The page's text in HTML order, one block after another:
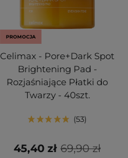
PROMOCJA
Celimax - Pore+Dark Spot
Brightening Pad -
Rozjaśniające Płatki do
Twarzy - 40szt.
53
69,90 zł
45,40 zł